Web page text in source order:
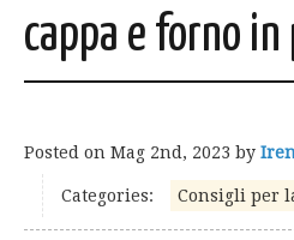
cappa e forno
Posted on Mag 2nd, 2023 by
Categories: Consigli per